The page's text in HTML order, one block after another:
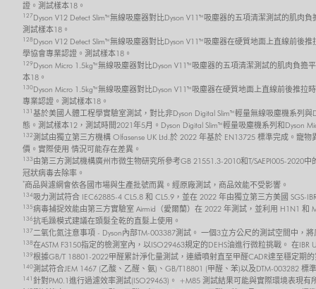
證。測試樣本18。
127 Dyson V12 Detect Slim™ 無線吸塵器對比Dyson V11™吸塵器的五項清潔測試的肌
測試樣本18。
128 Dyson V12 Detect Slim™ 無線吸塵器對比Dyson V11™吸塵器在硬質地面上直線前
學協會專業認證。測試樣本18。
129 Dyson Micro 1.5kg™ 無線吸塵器對比Dyson V11™吸塵器的五項清潔測試的肌肉負
本18。
130Dyson Micro 1.5kg™ 無線吸塵器對比Dyson V11™吸塵器在硬質地面上直線前後推
專業認證。測試樣本18。
131 基於美國人體工程學實驗室測試，對比非Dyson Digital Slim™ 輕量無線吸塵機系列
態。測試樣本12，測試時間2021年5月。Dyson Digital Slim™ 輕量吸塵機系列和Dyson
132 測試由獨立第三方機構 Olfasense UK Ltd.於 2022 年基於 EN13725 標準完成。
價。實際使用 情況可能存在差異。
133 由第三方測試機構廣州市微生物研究所參考GB 21551.3-2010和T/SAEPI005-
冠狀病毒去除率。
*商品與濾網會依各國市場與生產批號而異。經原廠測試，商品效能不受影響。
134 吸力測試符合 IEC62885-4 CL5.8 和 CL5.9，並在 2022 年由獨立第三方美國
135病毒捕捉效能由第三方實驗室 Airmid（愛爾蘭）在 2022 年測試，並利用 H1N1 和
136抗毛躁模式建議在頭髮全乾的直髮上使用。
137二氧化氮注意事項 - Dyson內部TM-003387測試。 一個3立方公尺的測試空間中，
138在ASTM F3150指定的檢測室內，以ISO29463規定的DEHS油進行微粒挑戰。 在
139根據GB/T 18801-2022甲醛累計淨化量測試，連續噴射直至甲醛CADR達至穩定期
140測試符合JEM 1467 (乙酸、乙醛、氨)、GB/T18801 (甲醛、苯)以及DTM-003282
141 針對PM0.1進行過濾效率測試(ISO29463)。 +M85 測試結果可能與實際環境表現有